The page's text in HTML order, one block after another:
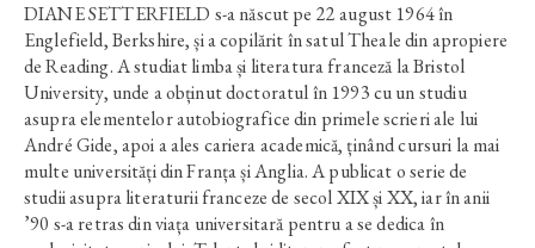
DIANE SETTERFIELD s-a născut pe 22 august 1964 în
Englefield, Berkshire, și a copilărit în satul Theale din apropiere
de Reading. A studiat limba și literatura franceză la Bristol
University, unde a obținut doctoratul în 1993 cu un studiu
asupra elementelor autobiografice din primele scrieri ale lui
André Gide, apoi a ales cariera academică, ținând cursuri la mai
multe universități din Franța și Anglia. A publicat o serie de
studii asupra literaturii franceze de secol XIX și XX, iar în anii
’90 s-a retras din viața universitară pentru a se dedica în